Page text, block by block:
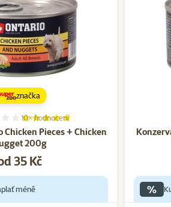
Chicken Pieces + Chicken
200g
Hodnocení 100%, počet hodnocení: 10
10×hodnocení
35 Kč
značka
méně %